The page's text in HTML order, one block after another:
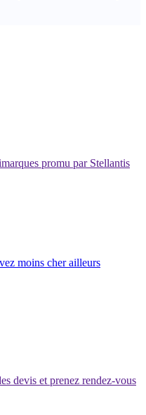
promu par Stellantis
moins cher ailleurs
devis et prenez rendez-vous